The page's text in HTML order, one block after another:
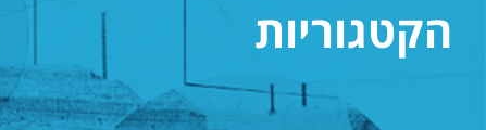
הקטגוריות